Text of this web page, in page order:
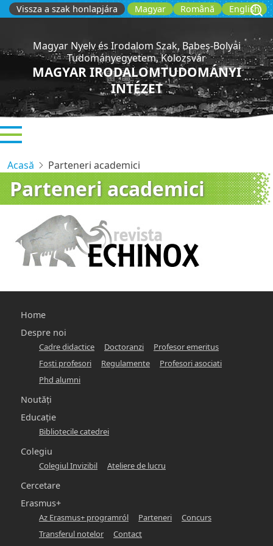
Sari
la
principal
Magyar Română English
Vissza a szak honlapjára
Magyar Nyelv és Irodalom Szak, Babeș-Bolyai
Tudományegyetem, Kolozsvár
MAGYAR IRODALOMTUDOMÁNYI
INTÉZET
Acasă Parteneri academici
Parteneri academici
Főmenü
-
hunlit
Home
Despre noi
Cadre didactice Doctoranzi
Profesor emeritus
Foşti profesori
Regulamente
Profesori asociati
Phd alumni
Noutăți
Educație
Bibliotecile catedrei
Colegiu
Colegiul Invizibil Ateliere de lucru
Cercetare
Erasmus+
Az Erasmus+ programról Parteneri
Concurs
Transferul notelor
Contact